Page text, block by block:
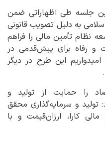
جلسه طی اظهاراتی ضمن
به دلیل تصویب قانونی
نظام تأمین مالی را فراهم
و رفاه برای پیش‌قدمی در
این طرح در دیگر
را حمایت از تولید و
تولید و سرمایه‌گذاری محقق
کارا، ارزان‌قیمت و با